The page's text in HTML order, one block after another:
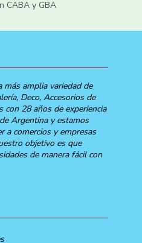
CABA y GBA
más amplia variedad de
Deco, Accesorios de
con 28 años de experiencia
Argentina y estamos
a comercios y empresas
objetivo es que
de manera fácil con